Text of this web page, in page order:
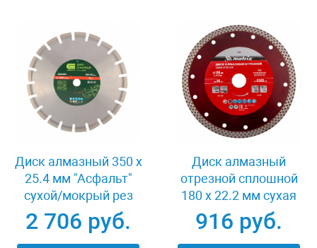
Диск алмазный 350 х
25.4 мм "Асфальт"
сухой/мокрый рез
Сибртех 731013
2 706 руб.
Диск алмазный
отрезной сплошной
180 х 22.2 мм сухая
резка Matrix
Professional 73128
916 руб.